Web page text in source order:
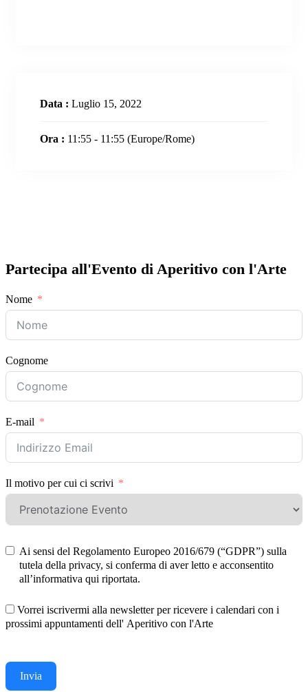
Data : Luglio 15, 2022
Ora : 11:55 - 11:55 (Europe/Rome)
Partecipa all'Evento di Aperitivo con l'Arte
Nome
Cognome
E-mail
Il motivo per cui ci scrivi
Ai sensi del Regolamento Europeo 2016/679 (“GDPR”) sulla
tutela della privacy, si conferma di aver letto e acconsentito
all’informativa qui riportata.
Vorrei iscrivermi alla newsletter per ricevere i calendari con i
prossimi appuntamenti dell' Aperitivo con l'Arte
Invia